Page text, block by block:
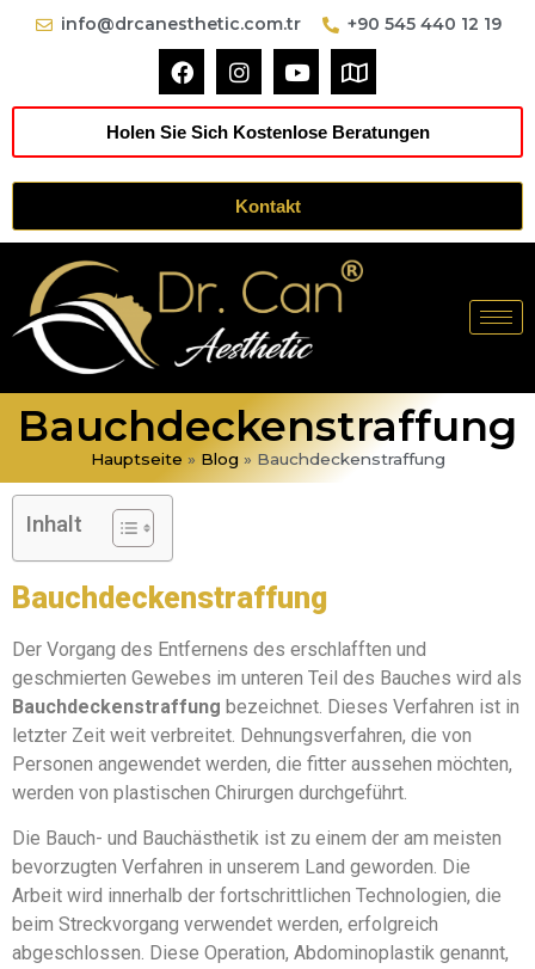
info@drcanesthetic.com.tr +90 545 440 12 19
Holen Sie Sich Kostenlose Beratungen
Kontakt
Bauchdeckenstraffung
Hauptseite » Blog » Bauchdeckenstraffung
Inhalt
Bauchdeckenstraffung
Der Vorgang des Entfernens des erschlafften und
geschmierten Gewebes im unteren Teil des Bauches wird als
Bauchdeckenstraffung bezeichnet. Dieses Verfahren ist in
letzter Zeit weit verbreitet. Dehnungsverfahren, die von
Personen angewendet werden, die fitter aussehen möchten,
werden von plastischen Chirurgen durchgeführt.
Die Bauch- und Bauchästhetik ist zu einem der am meisten
bevorzugten Verfahren in unserem Land geworden. Die
Arbeit wird innerhalb der fortschrittlichen Technologien, die
beim Streckvorgang verwendet werden, erfolgreich
abgeschlossen. Diese Operation, Abdominoplastik genannt,